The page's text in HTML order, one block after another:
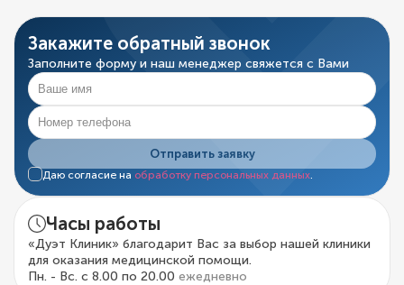
Закажите обратный звонок
Заполните форму и наш менеджер свяжется с Вами
Отправить заявку
Даю согласие на обработку персональных данных
Часы работы
«Дуэт Клиник» благодарит Вас за выбор нашей клиники
для оказания медицинской помощи.
Пн. - Вс. с 8.00 по 20.00 ежедневно